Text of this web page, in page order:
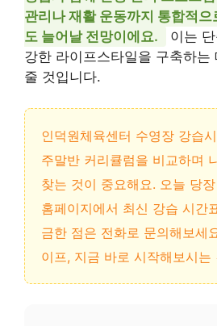
관리나 재활 운동까지 통합적
도 늘어날 전망이에요.
이는
강한 라이프스타일을 구축하는
줄 것입니다.
인덕원체육센터 수영장 강습
주말반 커리큘럼을 비교하며
찾는 것이 중요해요. 오늘 당
홈페이지에서 최신 강습 시간
금한 점은 전화로 문의해보세
이프, 지금 바로 시작해보시는